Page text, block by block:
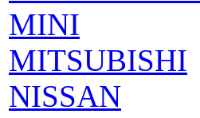
MINI
MITSUBISHI
NISSAN